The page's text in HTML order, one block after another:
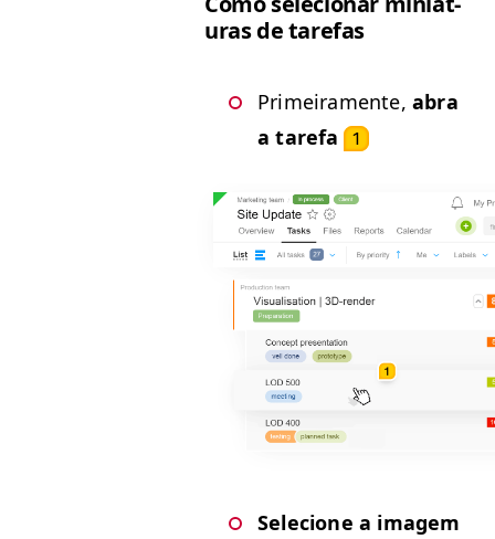
uras de tarefas
Primeira­mente, abra
a tare­fa
1
Sele­cione a imagem